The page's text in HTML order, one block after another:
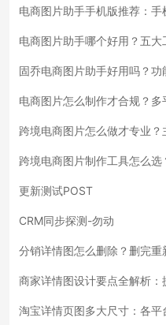
电商图片助手手机版推荐：
电商图片助手哪个好用？五
固乔电商图片助手好用吗？
电商图片怎么制作才合规？
跨境电商图片怎么做才专业
跨境电商图片制作工具怎么
更新测试POST
CRM同步探测-勿动
分销详情图怎么删除？删完
商家详情图设计要点全解析
淘宝详情页图多大尺寸：各